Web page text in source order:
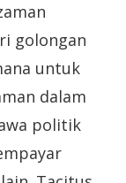
golongan
untuk
dalam
politik